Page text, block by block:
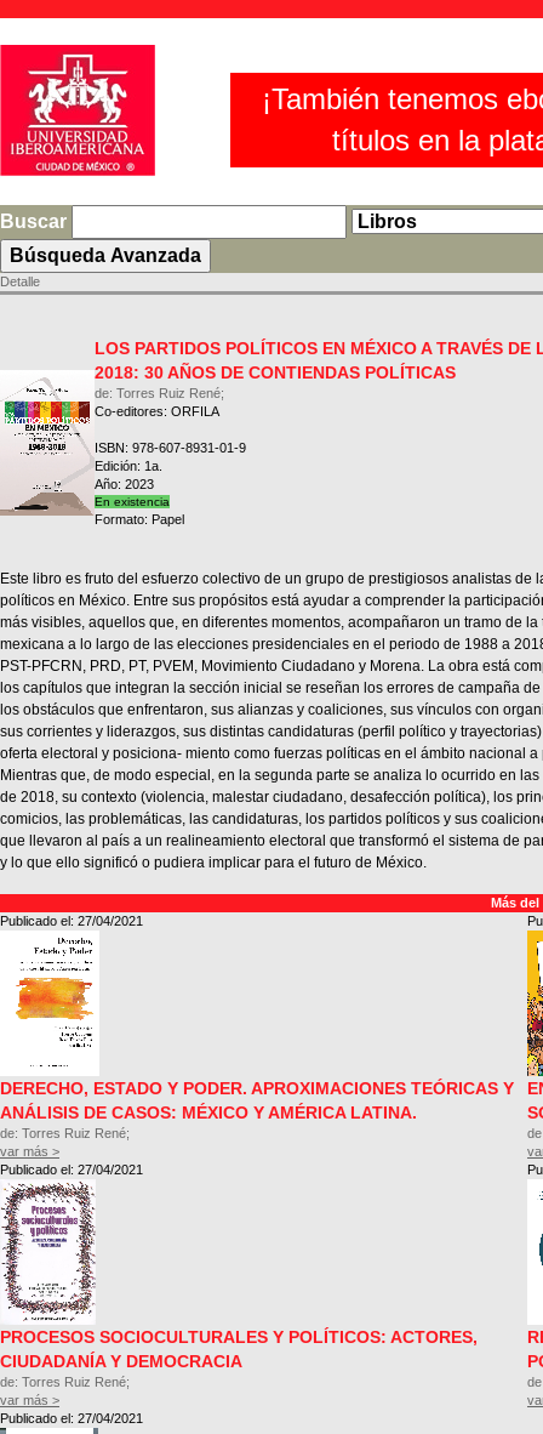
¡También tenemos
títulos en la
Buscar
Detalle
LOS PARTIDOS POLÍTICOS EN MÉXICO A TRAVÉS
2018: 30 AÑOS DE CONTIENDAS POLÍTICAS
de: Torres Ruiz René;
Co-editores: ORFILA
ISBN: 978-607-8931-01-9
Edición: 1a.
Año: 2023
En existencia
Formato: Papel
Este libro es fruto del esfuerzo colectivo de un grupo de prestigiosos analistas de
políticos en México. Entre sus propósitos está ayudar a comprender la
más visibles, aquellos que, en diferentes momentos, acompañaron un tramo de
mexicana a lo largo de las elecciones presidenciales en el periodo de 1988 a
PST-PFCRN, PRD, PT, PVEM, Movimiento Ciudadano y Morena. La obra está
los capítulos que integran la sección inicial se reseñan los errores de campaña
los obstáculos que enfrentaron, sus alianzas y coaliciones, sus vínculos con
sus corrientes y liderazgos, sus distintas candidaturas (perfil político y
oferta electoral y posiciona- miento como fuerzas políticas en el ámbito nacional
Mientras que, de modo especial, en la segunda parte se analiza lo ocurrido en
de 2018, su contexto (violencia, malestar ciudadano, desafección política), los
comicios, las problemáticas, las candidaturas, los partidos políticos y sus
que llevaron al país a un realineamiento electoral que transformó el sistema de
y lo que ello significó o pudiera implicar para el futuro de México.
Más del
Publicado el: 27/04/2021
DERECHO, ESTADO Y PODER. APROXIMACIONES TEÓRICAS Y
ANÁLISIS DE CASOS: MÉXICO Y AMÉRICA LATINA.
de: Torres Ruiz René;
var más >
Publicado el: 27/04/2021
PROCESOS SOCIOCULTURALES Y POLÍTICOS: ACTORES,
CIUDADANÍA Y DEMOCRACIA
de: Torres Ruiz René;
var más >
Publicado el: 27/04/2021